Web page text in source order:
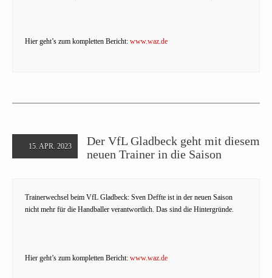
Hier geht’s zum kompletten Bericht: www.waz.de
15. APR. 2023
Der VfL Gladbeck geht mit diesem
neuen Trainer in die Saison
Trainerwechsel beim VfL Gladbeck: Sven Deffte ist in der neuen Saison
nicht mehr für die Handballer verantwortlich. Das sind die Hintergründe.
Hier geht’s zum kompletten Bericht: www.waz.de